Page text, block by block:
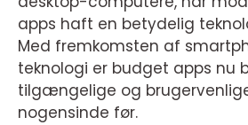
apps haft en betydelig
Med fremkomsten af
teknologi er budget apps nu
tilgængelige og
nogensinde før.